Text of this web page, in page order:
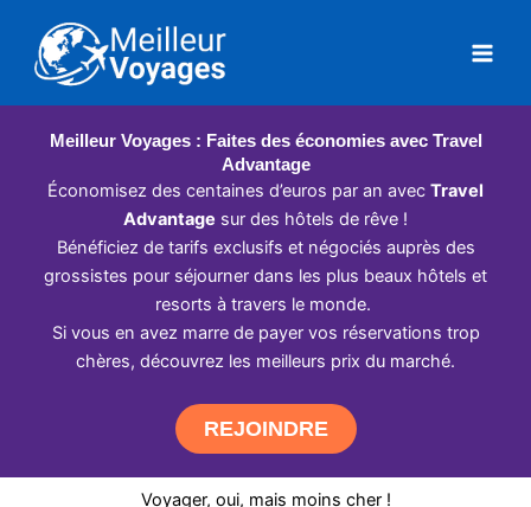
contenu
Meilleur Voyages : Faites des économies avec Travel
Advantage
Économisez des centaines d’euros par an avec Travel
Advantage sur des hôtels de rêve !
Bénéficiez de tarifs exclusifs et négociés auprès des
grossistes pour séjourner dans les plus beaux hôtels et
resorts à travers le monde.
Si vous en avez marre de payer vos réservations trop
chères, découvrez les meilleurs prix du marché.
REJOINDRE
Voyager, oui, mais moins cher !